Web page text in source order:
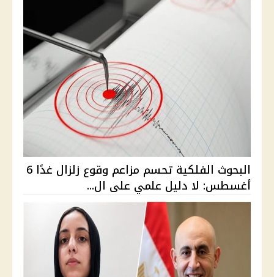
البحوث الفلكية تحسم مزاعم وقوع زلزال غدًا 6
أغسطس: لا دليل علمي على ال...